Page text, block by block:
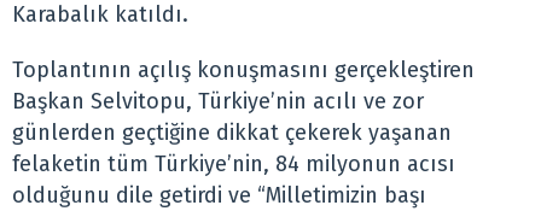
Karabalık katıldı.
Toplantının açılış konuşmasını gerçekleştiren
Başkan Selvitopu, Türkiye’nin acılı ve zor
günlerden geçtiğine dikkat çekerek yaşanan
felaketin tüm Türkiye’nin, 84 milyonun acısı
olduğunu dile getirdi ve “Milletimizin başı